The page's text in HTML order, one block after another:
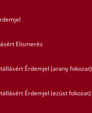
Elismerés
Érdemjel (arany fokozat)
Érdemjel (ezüst fokozat)